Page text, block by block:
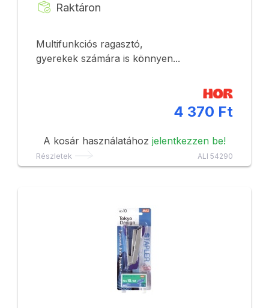
Raktáron
Multifunkciós ragasztó,
gyerekek számára is könnyen...
4 370 Ft
A kosár használatához jelentkezzen be!
Részletek ALI 54290